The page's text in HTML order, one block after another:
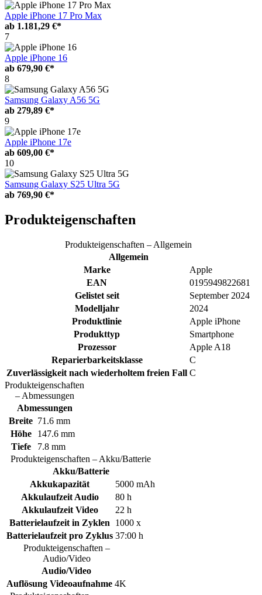
Apple iPhone 17 Pro Max
ab 1.181,29 €*
7
Apple iPhone 16
ab 679,90 €*
8
Samsung Galaxy A56 5G
ab 279,89 €*
9
Apple iPhone 17e
ab 609,00 €*
10
Samsung Galaxy S25 Ultra 5G
ab 769,90 €*
Produkteigenschaften
Produkteigenschaften – Allgemein
Allgemein
Marke
Apple
EAN
0195949822681
Gelistet seit
September 2024
Modelljahr
2024
Produktlinie
Apple iPhone
Produkttyp
Smartphone
Prozessor
Apple A18
Reparierbarkeitsklasse
C
Zuverlässigkeit nach wiederholtem freien Fall C
Produkteigenschaften
– Abmessungen
Abmessungen
Breite 71.6 mm
Höhe
147.6 mm
Tiefe
7.8 mm
Produkteigenschaften – Akku/Batterie
Akku/Batterie
Akkukapazität
5000 mAh
Akkulaufzeit Audio
80 h
Akkulaufzeit Video
22 h
Batterielaufzeit in Zyklen
1000 x
Batterielaufzeit pro Zyklus 37:00 h
Produkteigenschaften –
Audio/Video
Audio/Video
Auflösung Videoaufnahme 4K